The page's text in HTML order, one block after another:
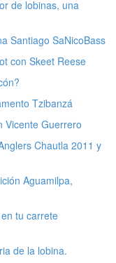
de lobinas, una
Santiago SaNicoBass
con Skeet Reese
Tzibanzá
Vicente Guerrero
Chautla 2011 y
Aguamilpa,
tu carrete
de la lobina.